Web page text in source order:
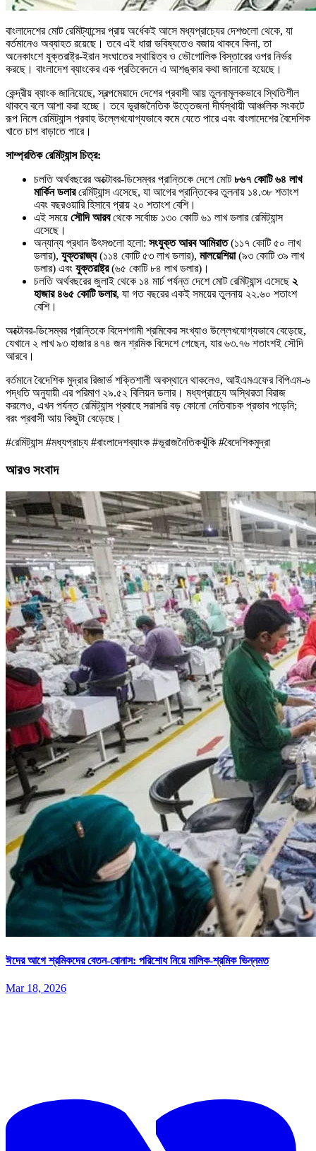
বাংলাদেশের মোট রেমিট্যান্সের প্রায় অর্ধেকই আসে মধ্যপ্রাচ্যের দেশগুলো থেকে, যা
বর্তমানেও অব্যাহত রয়েছে। তবে এই ধারা ভবিষ্যতেও বজায় থাকবে কিনা, তা
অনেকাংশে যুক্তরাষ্ট্র-ইরান সংঘাতের স্থায়িত্ব ও ভৌগোলিক বিস্তারের ওপর নির্ভর
করছে। বাংলাদেশ ব্যাংকের এক প্রতিবেদনে এ আশঙ্কার কথা জানানো হয়েছে।
কেন্দ্রীয় ব্যাংক জানিয়েছে, স্বল্পমেয়াদে দেশের প্রবাসী আয় তুলনামূলকভাবে স্থিতিশীল
থাকবে বলে আশা করা হচ্ছে। তবে ভূরাজনৈতিক উত্তেজনা দীর্ঘস্থায়ী আঞ্চলিক সংকটে
রূপ নিলে রেমিট্যান্স প্রবাহ উল্লেখযোগ্যভাবে কমে যেতে পারে এবং বাংলাদেশের বৈদেশিক
খাতে চাপ বাড়াতে পারে।
সাম্প্রতিক রেমিট্যান্স চিত্র:
চলতি অর্থবছরের অক্টোবর-ডিসেম্বর প্রান্তিকে দেশে মোট৮৬৭ কোটি ৬৪ লাখ
মার্কিন ডলাররেমিট্যান্স এসেছে, যা আগের প্রান্তিকের তুলনায় ১৪.৩৮ শতাংশ
এবং বছরওয়ারি হিসাবে প্রায় ২০ শতাংশ বেশি।
এই সময়ে সৌদি আরবথেকে সর্বোচ্চ ১৩০ কোটি ৬১ লাখ ডলার রেমিট্যান্স
এসেছে।
অন্যান্য প্রধান উৎসগুলো হলো: সংযুক্ত আরব আমিরাত(১১৭ কোটি ৫০ লাখ
ডলার), যুক্তরাজ্য(১১৪ কোটি ৫৩ লাখ ডলার), মালয়েশিয়া(৯৩ কোটি ৩৯ লাখ
ডলার) এবং যুক্তরাষ্ট্র(৬৫ কোটি ৮৪ লাখ ডলার)।
চলতি অর্থবছরের জুলাই থেকে ১৪ মার্চ পর্যন্ত দেশে মোট রেমিট্যান্স এসেছে২
হাজার ৪৬৫ কোটি ডলার, যা গত বছরের একই সময়ের তুলনায় ২২.৬০ শতাংশ
বেশি।
অক্টোবর-ডিসেম্বর প্রান্তিকে বিদেশগামী শ্রমিকের সংখ্যাও উল্লেখযোগ্যভাবে বেড়েছে,
যেখানে ২ লাখ ৯৩ হাজার ৪৭৪ জন শ্রমিক বিদেশে গেছেন, যার ৬৩.৭৬ শতাংশই সৌদি
আরবে।
বর্তমানে বৈদেশিক মুদ্রার রিজার্ভ শক্তিশালী অবস্থানে থাকলেও, আইএমএফের বিপিএম-৬
পদ্ধতি অনুযায়ী এর পরিমাণ ২৯.৫২ বিলিয়ন ডলার। মধ্যপ্রাচ্যে অস্থিরতা বিরাজ
করলেও, এখন পর্যন্ত রেমিট্যান্স প্রবাহে সরাসরি বড় কোনো নেতিবাচক প্রভাব পড়েনি;
বরং প্রবাসী আয় কিছুটা বেড়েছে।
#রেমিট্যান্স #মধ্যপ্রাচ্য #বাংলাদেশব্যাংক #ভূরাজনৈতিকঝুঁকি #বৈদেশিকমুদ্রা
আরও সংবাদ
ঈদের আগে শ্রমিকদের বেতন-বোনাস: পরিশোধ নিয়ে মালিক-শ্রমিক ভিন্নমত
Mar 18, 2026